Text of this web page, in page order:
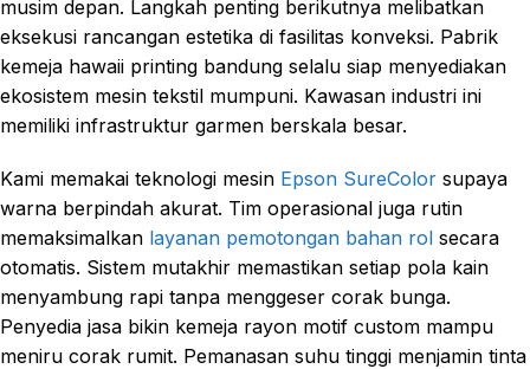
musim depan. Langkah penting berikutnya melibatkan
eksekusi rancangan estetika di fasilitas konveksi. Pabrik
kemeja hawaii printing bandung selalu siap menyediakan
ekosistem mesin tekstil mumpuni. Kawasan industri ini
memiliki infrastruktur garmen berskala besar.
Kami memakai teknologi mesin Epson SureColor supaya
warna berpindah akurat. Tim operasional juga rutin
memaksimalkan layanan pemotongan bahan rol secara
otomatis. Sistem mutakhir memastikan setiap pola kain
menyambung rapi tanpa menggeser corak bunga.
Penyedia jasa bikin kemeja rayon motif custom mampu
meniru corak rumit. Pemanasan suhu tinggi menjamin tinta